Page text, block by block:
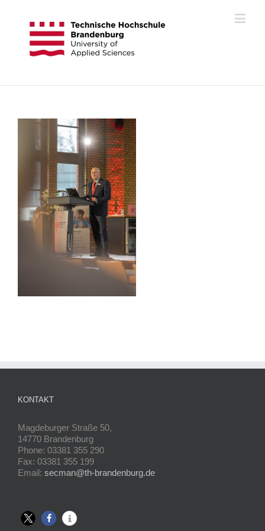
KONTAKT
Magdeburger Straße 50,
14770 Brandenburg
Phone: 03381 355 290
Fax: 03381 355 199
Email: secman@th-brandenburg.de